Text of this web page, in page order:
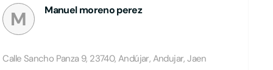
M Manuel moreno perez
Calle Sancho Panza 9, 23740, Andújar, Andujar, Jaen